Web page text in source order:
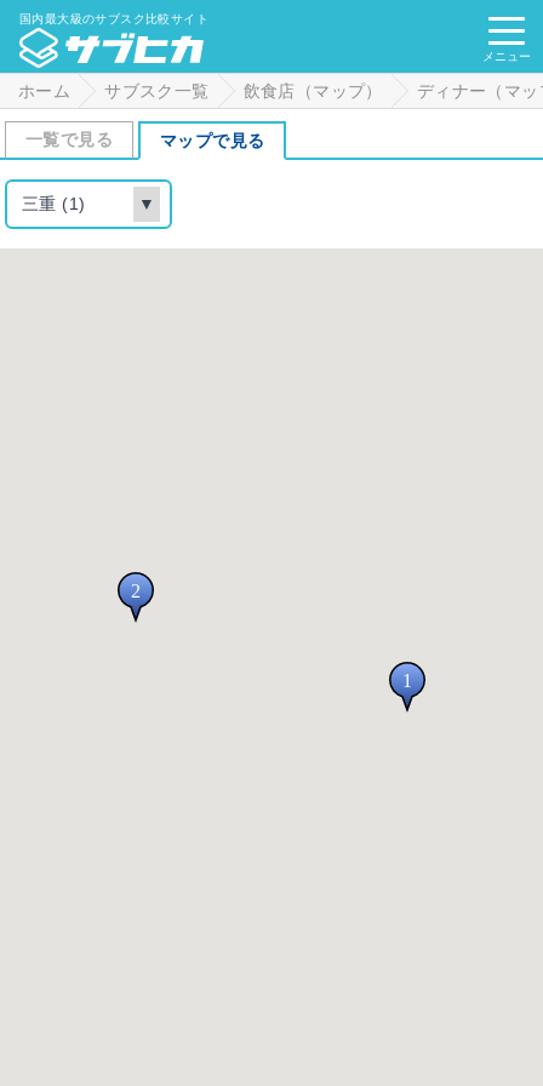
国内最大級のサブスク比較サイト
メニュー
ホーム サブスク一覧 飲食店（マップ） ディナー（マッ
一覧で見る マップで見る
三重 (1) ▼